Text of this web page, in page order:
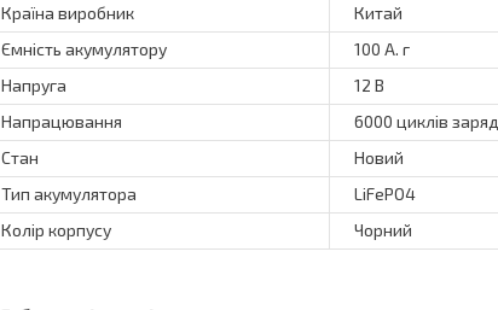
Країна виробник
Китай
Ємність акумулятору
100 А. г
Напруга
12 В
Напрацювання
6000 циклів
Стан
Новий
Тип акумулятора
LiFePO4
Колір корпусу
Чорний